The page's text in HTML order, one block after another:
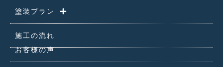
塗装プラン
施工の流れ
お客様の声